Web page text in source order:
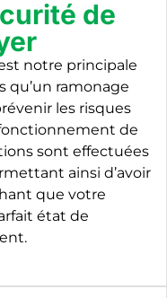
de
notre principale
qu’un ramonage
les risques
de
sont effectuées
ainsi d’avoir
que votre
état de